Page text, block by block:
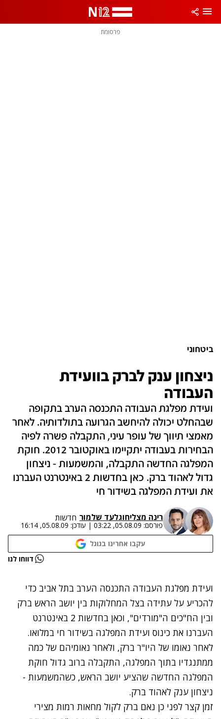
פרסומת
ביטחוני
ניצחון ענק לברק בוועידת
העבודה
ועידת מפלגת העבודה התכנסה הערב בתקופה
שבהחלט יכולה להיחשב הגרועה בתולדותיה. לאחר
מאמצי תיווך של עופר עיני, התקבלה פשרה לפיה
הבחירות בעבודה יתקיימו באוקטובר 2012. חוקת
המפלגה החדשה התקבלה, והמשמעות - ניצחון
גדול לאהוד ברק. כאן בחדשות 2 באינטרנט העברנו
את ועידת המפלגה בשידור חי
רינה מצליחוגלעד שלמור חדשות
פורסם: 05.08.09, 03:22
| עודכן: 05.08.09, 16:14
עקבו אחרינו בגוגל
נתקלנו בבעיה דווחו לנו
ועידת מפלגת העבודה התכנסה הערב בתל אביב כדי
להכריע על עתידה בצל המחלוקות בין יושב הראש ברק
ובין הח"כים ה"מורדים", וכאן בחדשות 2 באינטרנט
העברנו את כינוס ועידת המפלגה בשידור חי במלואו.
לאחר נאומו של היו"ר ברק, ולאחר נאומיהם של כמה
ממתנגדיו בתוך המפלגה, התקבלה ברוב גדול חוקת
המפלגה החדשה שהציע יושב הראש, כשהמשמעות -
ניצחון ענק לאהוד ברק.
זמן קצר לפני כן נאם ברק לקול מחאות רמות מצירי